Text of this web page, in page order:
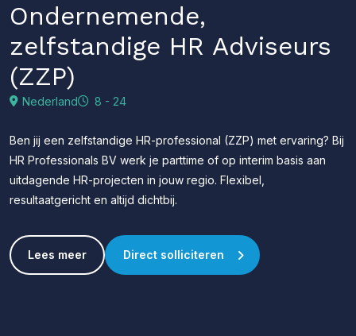
Ondernemende,
zelfstandige HR Adviseurs
(ZZP)
Nederland 8 - 24
Ben jij een zelfstandige HR-professional (ZZP) met ervaring? Bij
HR Professionals BV werk je parttime of op interim basis aan
uitdagende HR-projecten in jouw regio. Flexibel,
resultaatgericht en altijd dichtbij.
Lees meer Direct solliciteren